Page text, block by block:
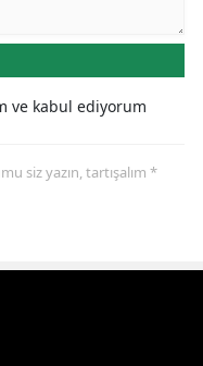
ve kabul ediyorum
siz yazın, tartışalım *